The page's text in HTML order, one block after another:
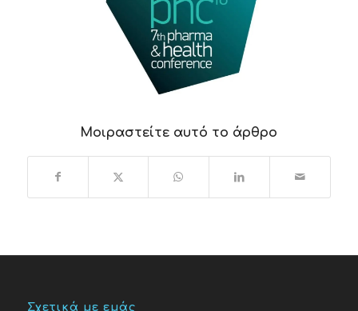
Μοιραστείτε αυτό το άρθρο
Σχετικά με εμάς